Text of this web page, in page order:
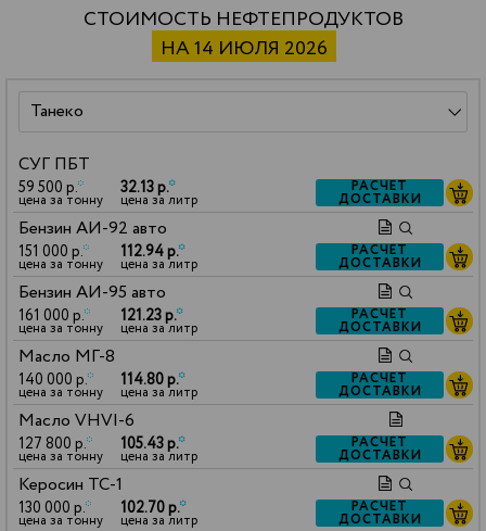
СТОИМОСТЬ НЕФТЕПРОДУКТОВ
НА 14 ИЮЛЯ 2026
СУГ ПБТ
59 500 р.*
цена за тонну
32.13 р.*
цена за литр
РАСЧЕТ
ДОСТАВКИ
Бензин АИ-92 авто
151 000 р.*
цена за тонну
112.94 р.*
цена за литр
РАСЧЕТ
ДОСТАВКИ
Бензин АИ-95 авто
161 000 р.*
цена за тонну
121.23 р.*
цена за литр
РАСЧЕТ
ДОСТАВКИ
Масло МГ-8
140 000 р.*
цена за тонну
114.80 р.*
цена за литр
РАСЧЕТ
ДОСТАВКИ
Масло VHVI-6
127 800 р.*
цена за тонну
105.43 р.*
цена за литр
РАСЧЕТ
ДОСТАВКИ
Керосин ТС-1
130 000 р.*
цена за тонну
102.70 р.*
цена за литр
РАСЧЕТ
ДОСТАВКИ